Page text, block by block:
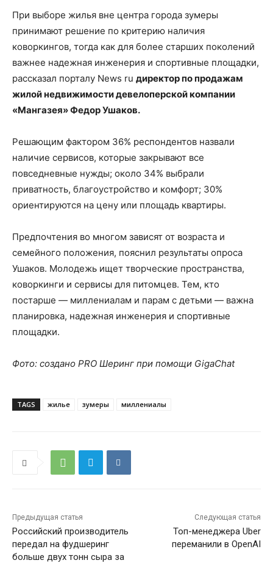
При выборе жилья вне центра города зумеры
принимают решение по критерию наличия
коворкингов, тогда как для более старших поколений
важнее надежная инженерия и спортивные площадки,
рассказал порталу News ru директор по продажам
жилой недвижимости девелоперской компании
«Мангазея» Федор Ушаков.
Решающим фактором 36% респондентов назвали
наличие сервисов, которые закрывают все
повседневные нужды; около 34% выбрали
приватность, благоустройство и комфорт; 30%
ориентируются на цену или площадь квартиры.
Предпочтения во многом зависят от возраста и
семейного положения, пояснил результаты опроса
Ушаков. Молодежь ищет творческие пространства,
коворкинги и сервисы для питомцев. Тем, кто
постарше — миллениалам и парам с детьми — важна
планировка, надежная инженерия и спортивные
площадки.
Фото: создано PRO Шеринг при помощи GigaChat
TAGS жилье зумеры миллениалы
Предыдущая статья
Российский производитель
передал на фудшеринг
больше двух тонн сыра за
Следующая статья
Топ-менеджера Uber
переманили в OpenAI